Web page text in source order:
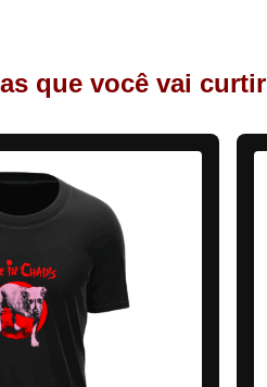
que você vai curtir